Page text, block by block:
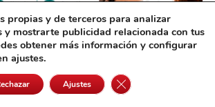
gratuita en Alcázar
propias y de terceros para analizar
y mostrarte publicidad relacionada con tus
obtener más información y configurar
ajustes.
Ajustes Cerrar el banner de